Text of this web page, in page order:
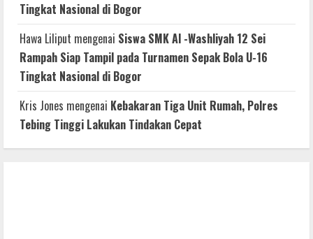
Tingkat Nasional di Bogor
Hawa Liliput mengenai Siswa SMK Al -Washliyah 12 Sei
Rampah Siap Tampil pada Turnamen Sepak Bola U-16
Tingkat Nasional di Bogor
Kris Jones mengenai Kebakaran Tiga Unit Rumah, Polres
Tebing Tinggi Lakukan Tindakan Cepat